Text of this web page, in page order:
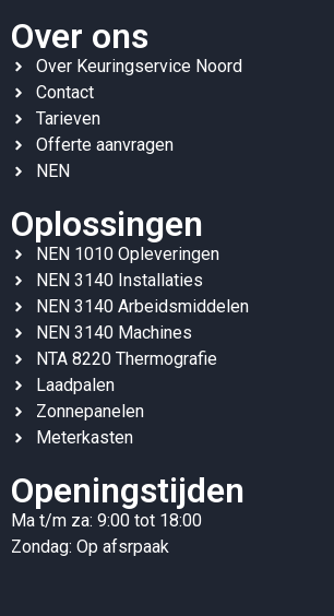
Over ons
Over Keuringservice Noord
Contact
Tarieven
Offerte aanvragen
NEN
Oplossingen
NEN 1010 Opleveringen
NEN 3140 Installaties
NEN 3140 Arbeidsmiddelen
NEN 3140 Machines
NTA 8220 Thermografie
Laadpalen
Zonnepanelen
Meterkasten
Openingstijden
Ma t/m za: 9:00 tot 18:00
Zondag: Op afsrpaak